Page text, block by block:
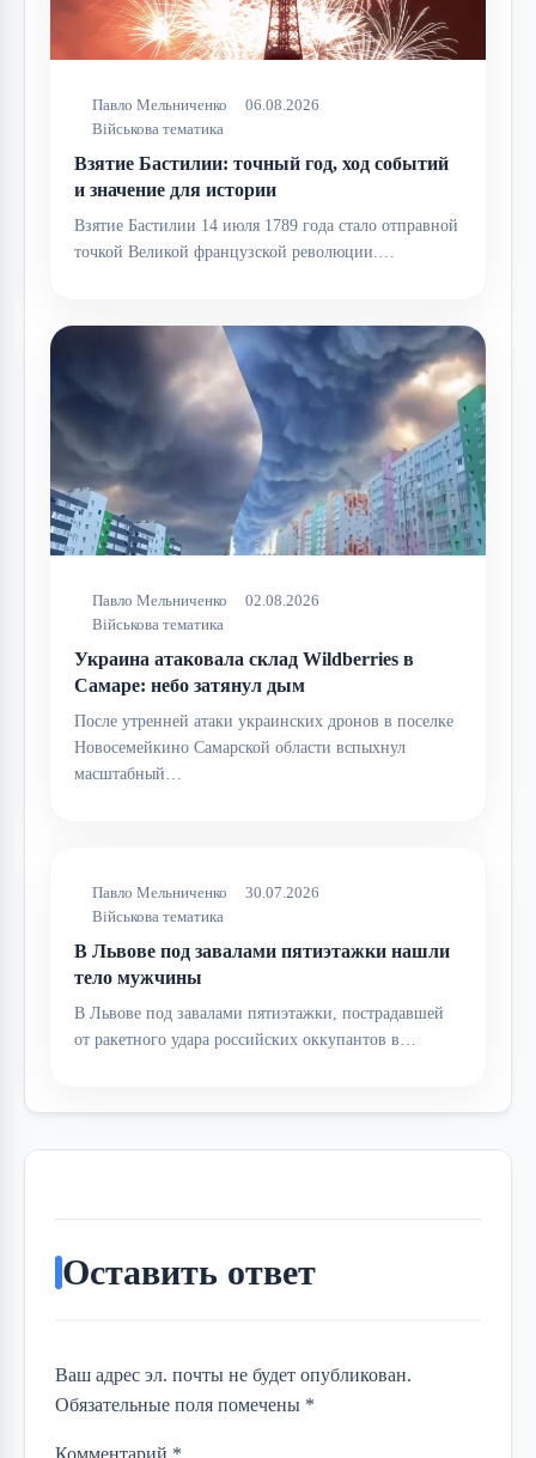
Павло Мельниченко
06.08.2026
Військова тематика
Взятие Бастилии: точный год, ход событий
и значение для истории
Взятие Бастилии 14 июля 1789 года стало отправной
точкой Великой французской революции.…
Павло Мельниченко
02.08.2026
Військова тематика
Украина атаковала склад Wildberries в
Самаре: небо затянул дым
После утренней атаки украинских дронов в поселке
Новосемейкино Самарской области вспыхнул
масштабный…
Павло Мельниченко
30.07.2026
Військова тематика
В Львове под завалами пятиэтажки нашли
тело мужчины
В Львове под завалами пятиэтажки, пострадавшей
от ракетного удара российских оккупантов в…
Оставить ответ
Ваш адрес эл. почты не будет опубликован.
Обязательные поля помечены *